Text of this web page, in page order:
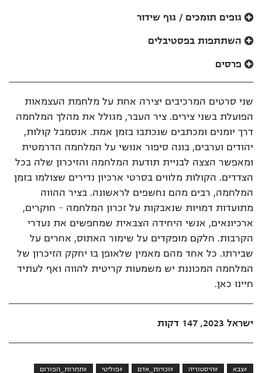
גופים תומכים / גוף שידור
השתתפות בפסטיבלים
פרסים
שני סרטים המרכיבים יצירה אחת על מלחמת העצמאות
הפועלת בשני צירים. ציר העבר, מגולל את מהלך המלחמה
דרך יומנים ומכתבים שנכתבו בזמן אמת. אנסמבל קולות,
יהודים וערבים, בונה סיפור אנושי על המלחמה הדרמטית
ומאפשר הצצה לבניית תודעת המלחמה והזיכרון שלה בכל
הצדדים. הקולות מלווים בסרטי ארכיון נדירים שצולמו בזמן
המלחמה, רבים מהם נחשפים לראשונה. בציר ההווה
מתועדות דמויות שנאבקות על זכרון המלחמה – חוקרים,
ארכיונאים, אנשי היחידה הצבאית שמחפשים את נעדרי
הקרבות. חלקם מופקדים על שימור האתוס, אחרים על
שבירתו. כל אחד מהם מאמין שלאופן בו יחקק הזיכרון של
המלחמה המכוננת יש משמעות קריטית להווה ואף לעתיד
חיינו כאן.
ישראל 2023, 147 דקות
#צבא #היסטוריה #זכויות_אדם #פוליטי #תחרות_הפורום